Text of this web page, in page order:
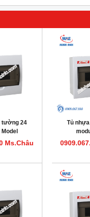
tường 24
Model
Ms.Châu
Tủ